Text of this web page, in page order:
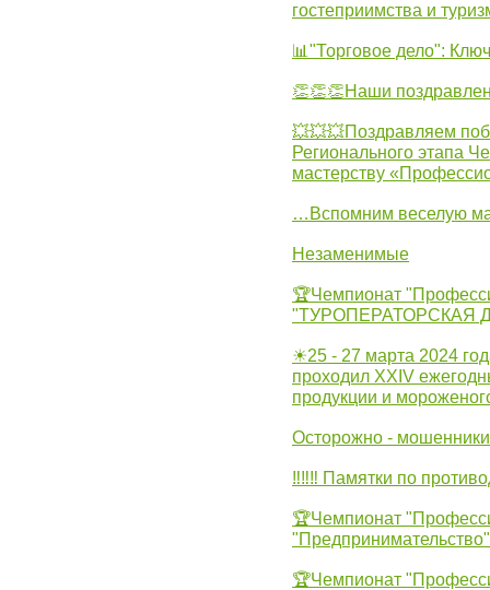
гостеприимства и
📊"Торговое дело":
👏👏👏Наши
💥💥💥Поздравляем
Регионального этапа
мастерству
…Вспомним веселую
Незаменимые
🏆Чемпионат
"ТУРОПЕРАТОРСКАЯ
☀25 - 27 марта 2024
проходил XXIV
продукции и
Осторожно -
‼‼‼ Памятки по
🏆Чемпионат
"Предпринимательство"
🏆Чемпионат